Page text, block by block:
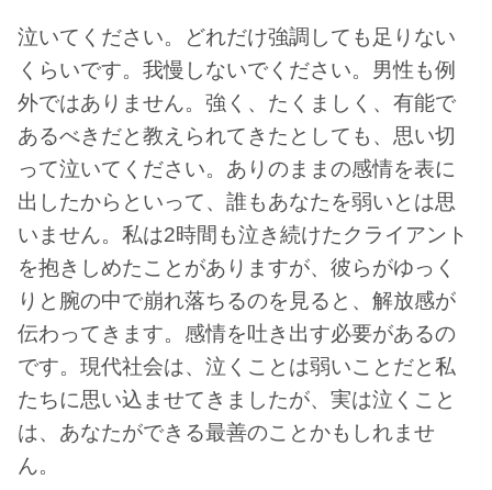
泣いてください。どれだけ強調しても足りない
くらいです。我慢しないでください。男性も例
外ではありません。強く、たくましく、有能で
あるべきだと教えられてきたとしても、思い切
って泣いてください。ありのままの感情を表に
出したからといって、誰もあなたを弱いとは思
いません。私は2時間も泣き続けたクライアント
を抱きしめたことがありますが、彼らがゆっく
りと腕の中で崩れ落ちるのを見ると、解放感が
伝わってきます。感情を吐き出す必要があるの
です。現代社会は、泣くことは弱いことだと私
たちに思い込ませてきましたが、実は泣くこと
は、あなたができる最善のことかもしれませ
ん。